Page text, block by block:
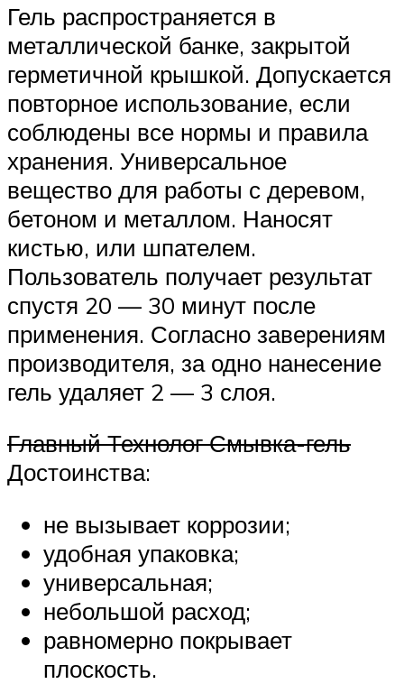
Гель распространяется в
металлической банке, закрытой
герметичной крышкой. Допускается
повторное использование, если
соблюдены все нормы и правила
хранения. Универсальное
вещество для работы с деревом,
бетоном и металлом. Наносят
кистью, или шпателем.
Пользователь получает результат
спустя 20 — 30 минут после
применения. Согласно заверениям
производителя, за одно нанесение
гель удаляет 2 — 3 слоя.
Главный Технолог Смывка-гель
Достоинства:
не вызывает коррозии;
удобная упаковка;
универсальная;
небольшой расход;
равномерно покрывает
плоскость.